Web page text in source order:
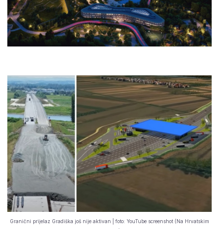
Granični prijelaz Gradiška još nije aktivan | foto: YouTube screenshot (Na Hrvatskim